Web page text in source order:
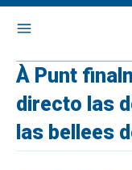
À Punt
directo las
las bellees